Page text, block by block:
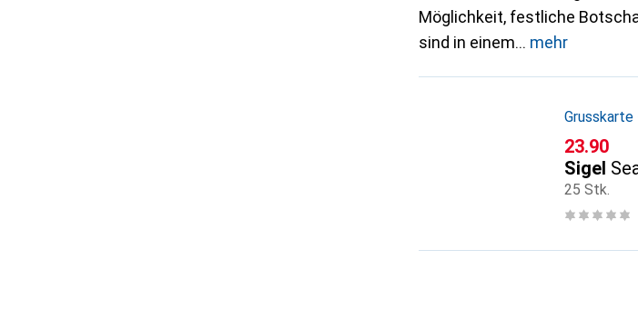
Möglichkeit, festliche
sind in einem
mehr
CHF
23.90
Sigel
25 Stk.